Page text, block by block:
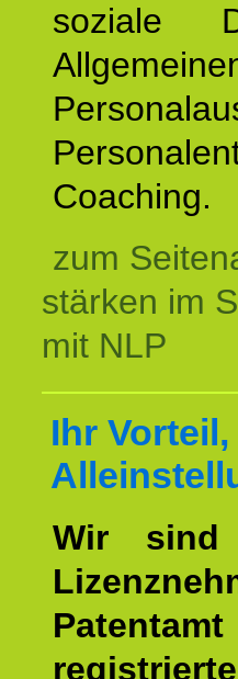
soziale
Coaching.
zum
stärken im
mit NLP
Ihr
Wir sind